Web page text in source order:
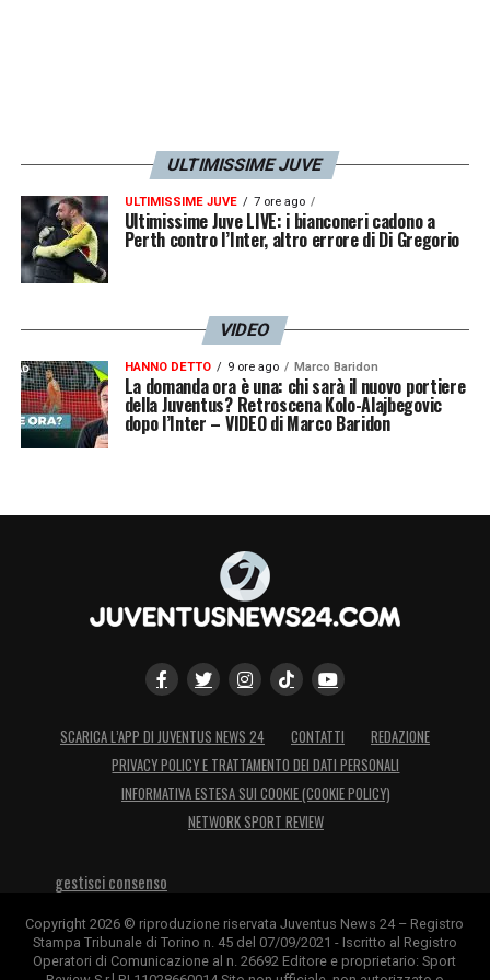
candidato a completare il reparto.
Resta infineaperta una porta per il rinnovo
di Dusan Vlahovic: l’avvento di Carnevali
potrebbe infatti riaprire i dialoghi per il
ULTIMISSIME JUVE
ULTIMISSIME JUVE 7 ore ago
Ultimissime Juve LIVE: i bianconeri cadono a
Perth contro l’Inter, altro errore di Di Gregorio
VIDEO
HANNO DETTO 9 ore ago Marco Baridon
La domanda ora è una: chi sarà il nuovo portiere
della Juventus? Retroscena Kolo-Alajbegovic
dopo l’Inter – VIDEO di Marco Baridon
SCARICA L’APP DI JUVENTUS NEWS 24 CONTATTI
REDAZIONE
PRIVACY POLICY E TRATTAMENTO DEI DATI PERSONALI
INFORMATIVA ESTESA SUI COOKIE (COOKIE POLICY)
NETWORK SPORT REVIEW
gestisci consenso
Copyright 2026 © riproduzione riservata Juventus News 24 – Registro
Stampa Tribunale di Torino n. 45 del 07/09/2021 - Iscritto al Registro
Operatori di Comunicazione al n. 26692 Editore e proprietario: Sport